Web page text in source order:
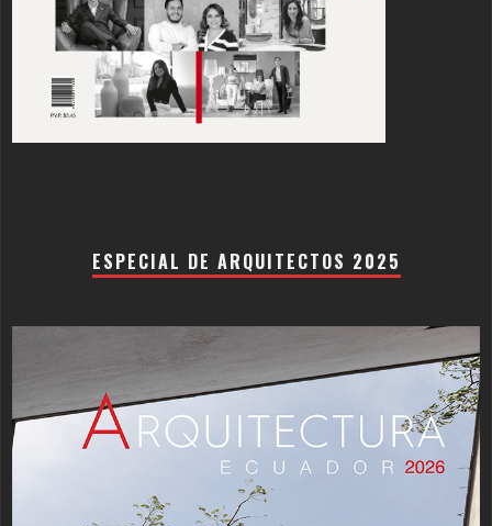
ESPECIAL DE ARQUITECTOS 2025